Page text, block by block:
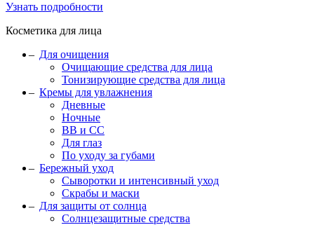
Узнать подробности
Косметика для лица
Для очищения
Очищающие средства для лица
Тонизирующие средства для лица
Кремы для увлажнения
Дневные
Ночные
BB и CC
Для глаз
По уходу за губами
Бережный уход
Сыворотки и интенсивный уход
Скрабы и маски
Для защиты от солнца
Солнцезащитные средства